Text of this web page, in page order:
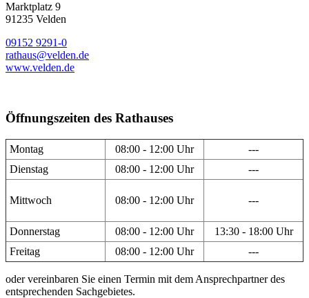
Marktplatz 9
91235 Velden
09152 9291-0
rathaus@velden.de
www.velden.de
Öffnungszeiten des Rathauses
Montag 08:00 - 12:00 Uhr
---
Dienstag
08:00 - 12:00 Uhr ---
Mittwoch 08:00 - 12:00 Uhr ---
Donnerstag 08:00 - 12:00 Uhr
13:30 - 18:00 Uhr
Freitag
08:00 - 12:00 Uhr ---
oder vereinbaren Sie einen Termin mit dem Ansprechpartner des
entsprechenden Sachgebietes.